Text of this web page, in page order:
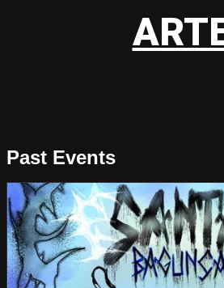
Past Events